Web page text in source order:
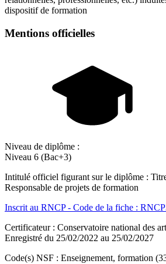
dispositif de formation
Mentions officielles
Niveau de diplôme :
Niveau 6 (Bac+3)
Intitulé officiel figurant sur le diplôme :
Responsable de projets de formation
Inscrit au RNCP - Code de la fiche :
Certificateur : Conservatoire national des
Enregistré du 25/02/2022 au 25/02/2027
Code(s) NSF : Enseignement, formation